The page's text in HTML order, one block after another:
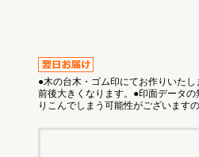
●木の台木・ゴム印にてお作りいた
前後大きくなります。●印面データ
りこんでしまう可能性がございます